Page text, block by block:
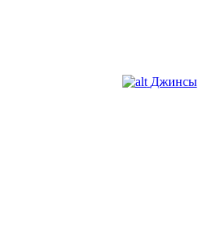
Джинсы